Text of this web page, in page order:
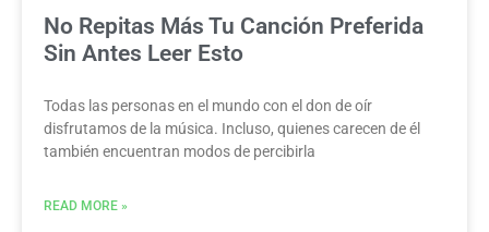
No Repitas Más Tu Canción Preferida
Sin Antes Leer Esto
Todas las personas en el mundo con el don de oír
disfrutamos de la música. Incluso, quienes carecen de él
también encuentran modos de percibirla
READ MORE »